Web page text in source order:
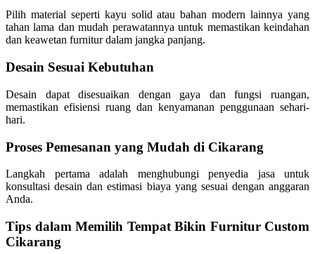
Pilih material seperti kayu solid atau bahan modern lainnya yang
tahan lama dan mudah perawatannya untuk memastikan keindahan
dan keawetan furnitur dalam jangka panjang.
Desain Sesuai Kebutuhan
Desain dapat disesuaikan dengan gaya dan fungsi ruangan,
memastikan efisiensi ruang dan kenyamanan penggunaan sehari-
hari.
Proses Pemesanan yang Mudah di Cikarang
Langkah pertama adalah menghubungi penyedia jasa untuk
konsultasi desain dan estimasi biaya yang sesuai dengan anggaran
Anda.
Tips dalam Memilih Tempat Bikin Furnitur Custom
Cikarang